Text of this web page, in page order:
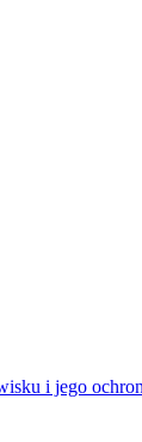
i jego